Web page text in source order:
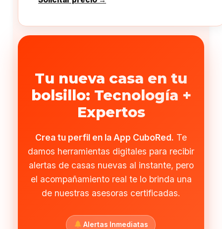
Tu nueva casa en tu
bolsillo: Tecnología +
Expertos
Crea tu perfil en la App CuboRed. Te
damos herramientas digitales para recibir
alertas de casas nuevas al instante, pero
el acompañamiento real te lo brinda una
de nuestras asesoras certificadas.
Alertas Inmediatas